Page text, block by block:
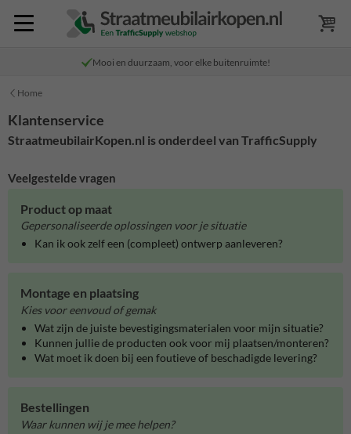
Mooi en duurzaam, voor elke buitenruimte!
Home
Klantenservice
StraatmeubilairKopen.nl is onderdeel van TrafficSupply
Veelgestelde vragen
Product op maat
Gepersonaliseerde oplossingen voor je situatie
Kan ik ook zelf een (compleet) ontwerp aanleveren?
Montage en plaatsing
Kies voor eenvoud of gemak
Wat zijn de juiste bevestigingsmaterialen voor mijn situatie?
Kunnen jullie de producten ook voor mij plaatsen/monteren?
Wat moet ik doen bij een foutieve of beschadigde levering?
Bestellingen
Waar kunnen wij je mee helpen?